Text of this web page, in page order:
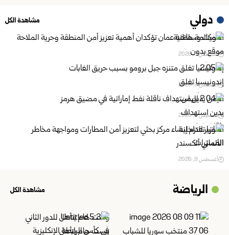
دولي مشاهدة الكل
الكويت وسلطنة عمان تؤكدان أهمية تعزيز أمن المنطقة وحرية الملاحة
أغسطس 9, 2026
إندونيسيا تغلق متنزه جبل برومو بسبب حريق الغابات
أغسطس 9, 2026
اليمن يدين استهداف ناقلة نفط إماراتية في مضيق هرمز
أغسطس 9, 2026
ألمانيا تعتزم إنشاء مركز بحثي لتعزيز أمن المطارات ومواجهة مخاطر
المسيّرات
أغسطس 9, 2026
الرياضة مشاهدة الكل
وست هام يتأهل للدور الثاني
في كأس الرابطة الإنكليزية